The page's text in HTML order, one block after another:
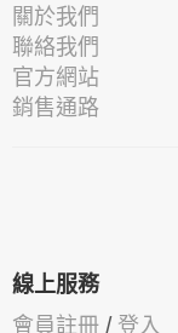
關於我們
聯絡我們
官方網站
銷售通路
線上服務
會員註冊 / 登入